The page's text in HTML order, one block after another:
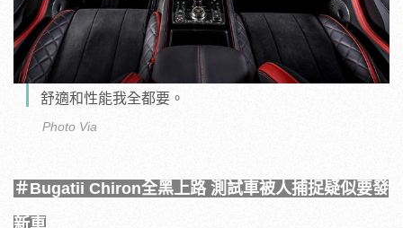
舒適和性能我全都要。
Photo Via
＃Bugatii Chiron全黑上路 測試車被人捕捉疑似要發